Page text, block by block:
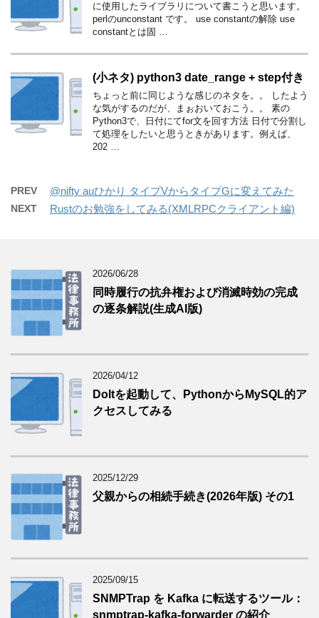
に使用したライブラリについて書こうと思います。
perlのunconstant です。 use constantの解除 use
constantとは固 …
(小ネタ) python3 date_range + step付き
ちょっと前に同じような感じのネタを。。 したよう
な気がするのだが、まぉおいておこう。。 素の
Python3で、日付にてfor文を回す方法 日付で分割し
て処理をしたいと思うときがあります。例えば、
202 …
PREV @nifty auひかり タイプVからタイプGに変えてみた
NEXT Rustのお勉強をしてみる(XMLRPCクライアント編)
2026/06/28
同時履行の抗弁権および消滅時効の完成
の逐条解説(生成AI版)
2026/04/12
Doltを起動して、PythonからMySQL的ア
クセスしてみる
2025/12/29
父親からの相続手続き(2026年版) その1
2025/09/15
SNMPTrap を Kafka に転送するツール：
snmptrap-kafka-forwarder の紹介